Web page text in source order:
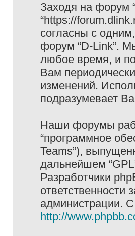
Заходя на форум
“https://
согласны с
форум “D-Link”.
любое время, и
Вам
изменений.
подразумевает
Наши форумы
“программное
Teams”),
дальнейшем
Разработчики
администрации.
http://